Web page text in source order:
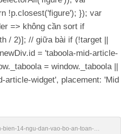
!p.closest('figure'); }); var
=> không cần sort if
/ 2)]; // giữa bài if (!target ||
= 'taboola-mid-article-
= window._taboola ||
article-widget', placement: 'Mid
bien-14-ngu-dan-vao-bo-an-toan-